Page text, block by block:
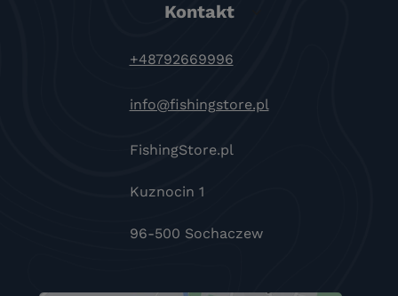
Kontakt
+48792669996
info@fishingstore.pl
FishingStore.pl
Kuznocin 1
96-500 Sochaczew